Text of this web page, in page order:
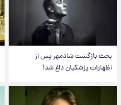
بحث بازگشت شادمهر پس از
اظهارات پزشکیان داغ شد!